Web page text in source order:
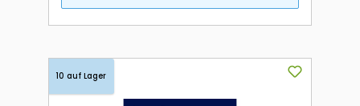
10 auf Lager